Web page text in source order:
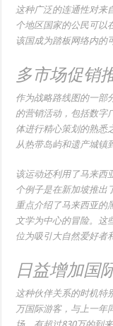
这种广泛的连通性对来
个地区国家的公民可以
该国成为踏板网络内的
多市场促销
作为战略路线图的一部
的营销活动，包括数字
体进行精心策划的熟悉
从热带岛屿和遗产城镇
该运动还利用了马来西
个例子是在新加坡推出
重点介绍了马来西亚的
文学为中心的冒险。这
位为吸引大自然爱好者
日益增加国
这种伙伴关系的时机特
万国际游客，与上一年